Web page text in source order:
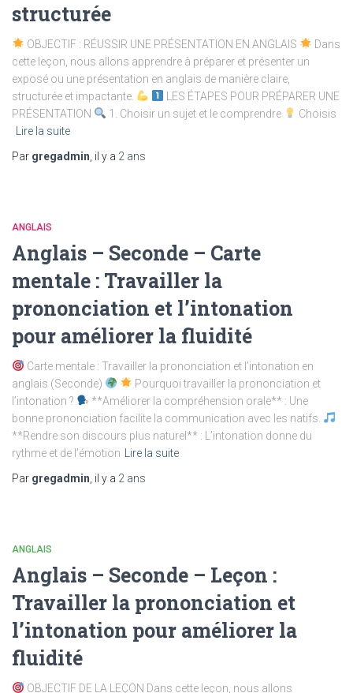
structurée
OBJECTIF : RÉUSSIR UNE PRÉSENTATION EN ANGLAIS
Dans
cette leçon, nous allons apprendre à préparer et présenter un
exposé ou une présentation en anglais de manière claire,
structurée et impactante.
LES ÉTAPES POUR PRÉPARER UNE
PRÉSENTATION
1. Choisir un sujet et le comprendre
Choisis
Lire la suite
Par gregadmin , il y a 2 ans
ANGLAIS
Anglais – Seconde – Carte
mentale : Travailler la
prononciation et l’intonation
pour améliorer la fluidité
Carte mentale : Travailler la prononciation et l’intonation en
anglais (Seconde)
Pourquoi travailler la prononciation et
l’intonation ?
**Améliorer la compréhension orale** : Une
bonne prononciation facilite la communication avec les natifs.
**Rendre son discours plus naturel** : L’intonation donne du
rythme et de l’émotion
Lire la suite
Par gregadmin , il y a 2 ans
ANGLAIS
Anglais – Seconde – Leçon :
Travailler la prononciation et
l’intonation pour améliorer la
fluidité
OBJECTIF DE LA LEÇON Dans cette leçon, nous allons